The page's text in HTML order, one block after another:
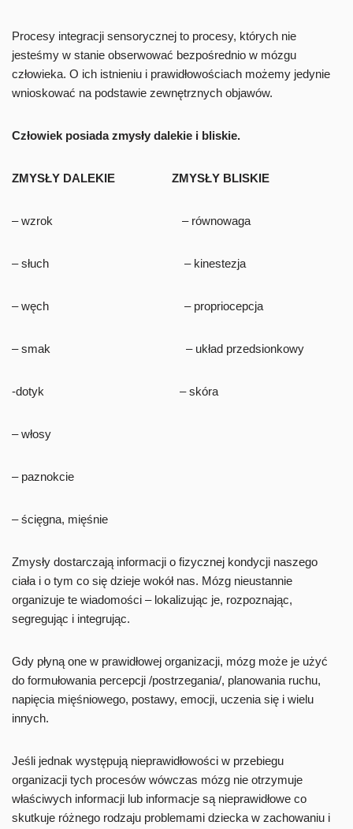
Procesy integracji sensorycznej to procesy, których nie
jesteśmy w stanie obserwować bezpośrednio w mózgu
człowieka. O ich istnieniu i prawidłowościach możemy jedynie
wnioskować na podstawie zewnętrznych objawów.
Człowiek posiada zmysły dalekie i bliskie.
ZMYSŁY DALEKIE ZMYSŁY BLISKIE
– wzrok – równowaga
– słuch – kinestezja
– węch – propriocepcja
– smak – układ przedsionkowy
-dotyk – skóra
– włosy
– paznokcie
– ścięgna, mięśnie
Zmysły dostarczają informacji o fizycznej kondycji naszego
ciała i o tym co się dzieje wokół nas. Mózg nieustannie
organizuje te wiadomości – lokalizując je, rozpoznając,
segregując i integrując.
Gdy płyną one w prawidłowej organizacji, mózg może je użyć
do formułowania percepcji /postrzegania/, planowania ruchu,
napięcia mięśniowego, postawy, emocji, uczenia się i wielu
innych.
Jeśli jednak występują nieprawidłowości w przebiegu
organizacji tych procesów wówczas mózg nie otrzymuje
właściwych informacji lub informacje są nieprawidłowe co
skutkuje różnego rodzaju problemami dziecka w zachowaniu i